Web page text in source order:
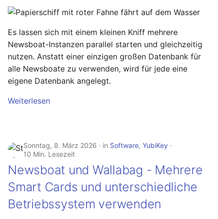
i
i
a
e
r
t
Januar 2026
November 2025
Oktober 2025
September 2025
Mai 2025
April 2025
März 2025
Linux
Ansible
OpenWRT
LaTeX
zur Verwaltung von
OpenPGP-Schlüssel auf
den YubiKey exportieren
Öffentlichen SSH-
Schlüssel auf Linux-
YubiKey als zweiten
Faktor für den
KeePassXC
Thunderbird OpenPGP
SSH
Secure LuCi Access Via SSH
Network Configuration
OpenWrt - Network
Configuration
Monitoring
Stubby
System Configuration
Es lassen sich mit einem kleinen Kniff mehrere
Newsboat-Instanzen parallel starten und gleichzeitig
nutzen. Anstatt einer einzigen großen Datenbank für
alle Newsboate zu verwenden, wird für jede eine
eigene Datenbank angelegt.
Weiterlesen
Sonntag, 8. März 2026 in Software, YubiKey
10 Min. Lesezeit
Newsboat und Wallabag - Mehrere
Smart Cards und unterschiedliche
Betriebssystem verwenden